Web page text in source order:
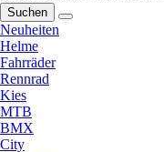
Suchen
Neuheiten
Helme
Fahrräder
Rennrad
Kies
MTB
BMX
City